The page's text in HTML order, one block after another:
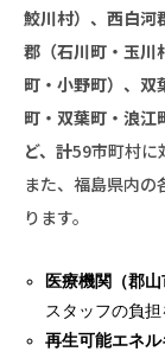
鮫川村）、西白河
郡（石川町・玉川
町・小野町）、双
町・双葉町・浪江
ど、計59市町村に
また、福島県内の
ります。
医療機関（郡山
スタッフの負担
再生可能エネル